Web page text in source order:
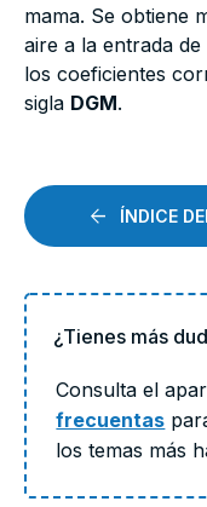
ÍNDICE
¿Tienes más
Consulta el
frecuentas
los temas más
mama. Se obtiene
aire a la entrada
los coeficientes
sigla DGM.